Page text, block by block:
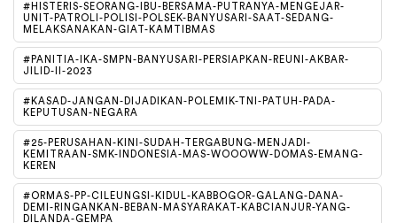
#HISTERIS-SEORANG-IBU-BERSAMA-PUTRANYA-MENGEJAR-
UNIT-PATROLI-POLISI-POLSEK-BANYUSARI-SAAT-SEDANG-
MELAKSANAKAN-GIAT-KAMTIBMAS
#PANITIA-IKA-SMPN-BANYUSARI-PERSIAPKAN-REUNI-AKBAR-
JILID-II-2023
#KASAD-JANGAN-DIJADIKAN-POLEMIK-TNI-PATUH-PADA-
KEPUTUSAN-NEGARA
#25-PERUSAHAN-KINI-SUDAH-TERGABUNG-MENJADI-
KEMITRAAN-SMK-INDONESIA-MAS-WOOOWW-DOMAS-EMANG-
KEREN
#ORMAS-PP-CILEUNGSI-KIDUL-KABBOGOR-GALANG-DANA-
DEMI-RINGANKAN-BEBAN-MASYARAKAT-KABCIANJUR-YANG-
DILANDA-GEMPA